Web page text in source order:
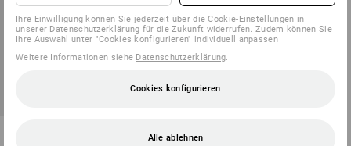
Ihre Einwilligung können Sie jederzeit über dieCookie-Einstellungen in
unserer Datenschutzerklärung für die Zukunft widerrufen. Zudem können Sie
Ihre Auswahl unter "Cookies konfigurieren" individuell anpassen
Weitere Informationen siehe Datenschutzerklärung
Cookies konfigurieren
Alle ablehnen